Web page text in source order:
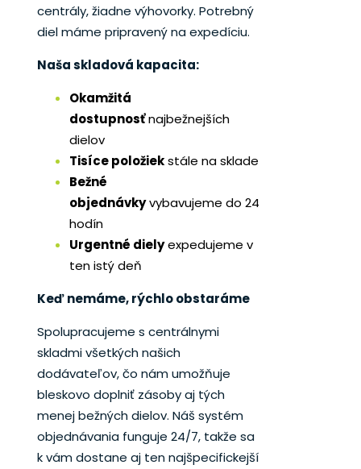
centrály, žiadne výhovorky. Potrebný
diel máme pripravený na expedíciu.
Naša skladová kapacita:
Okamžitá
dostupnosťnajbežnejších
dielov
Tisíce položiekstále na sklade
Bežné
objednávkyvybavujeme do 24
hodín
Urgentné dielyexpedujeme v
ten istý deň
Keď nemáme, rýchlo obstaráme
Spolupracujeme s centrálnymi
skladmi všetkých našich
dodávateľov, čo nám umožňuje
bleskovo doplniť zásoby aj tých
menej bežných dielov. Náš systém
objednávania funguje 24/7, takže sa
k vám dostane aj ten najšpecifickejší